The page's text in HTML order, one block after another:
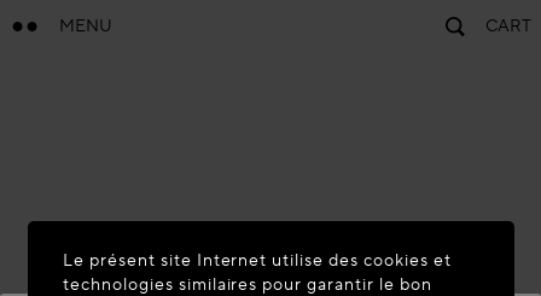
MENU CART
Le présent site Internet utilise des cookies et
technologies similaires pour garantir le bon